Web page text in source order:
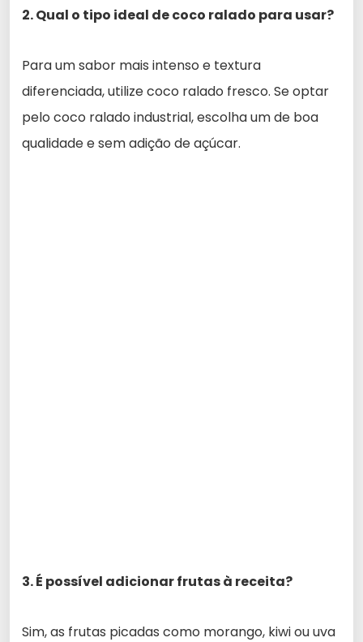
2. Qual o tipo ideal de coco ralado para usar?
Para um sabor mais intenso e textura
diferenciada, utilize coco ralado fresco. Se optar
pelo coco ralado industrial, escolha um de boa
qualidade e sem adição de açúcar.
3. É possível adicionar frutas à receita?
Sim, as frutas picadas como morango, kiwi ou uva